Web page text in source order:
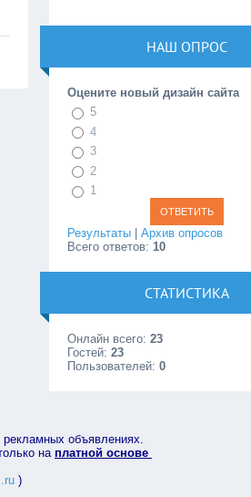
НАШ ОПРОС
Оцените новый дизайн сайта
5
4
3
2
1
Результаты |Архив опросов
Всего ответов: 10
СТАТИСТИКА
Онлайн всего:23
Гостей:23
Пользователей:0
объявлениях.
на платной основе
)